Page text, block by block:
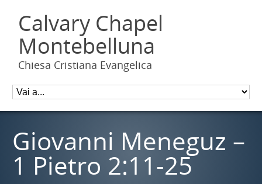
Calvary Chapel
Montebelluna
Chiesa Cristiana Evangelica
Giovanni Meneguz –
1 Pietro 2:11-25